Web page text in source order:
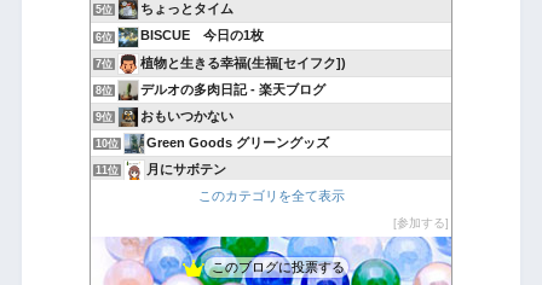
5位 ちょっとタイム
6位 BISCUE 今日の1枚
7位 植物と生きる幸福(生福[セイフク])
8位 デルオの多肉日記 - 楽天ブログ
9位 おもいつかない
10位 Green Goods グリーングッズ
11位 月にサボテン
Cherish Plant
14位 観葉植物のすすめ
15位 365日の顛末
このカテゴリを全て表示
参加する
このブログに投票する